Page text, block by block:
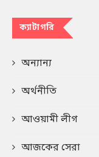
ক্যাটাগরি
অন্যান্য
অর্থনীতি
আওয়ামী লীগ
আজকের সেরা